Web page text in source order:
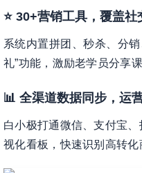
⭐ 30+营销工具，覆盖
系统内置拼团、秒杀、分
礼”功能，激励老学员分享
📊 全渠道数据同步，运
白小极打通微信、支付宝
视化看板，快速识别高转化